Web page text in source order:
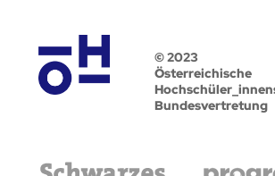
© 2023
Österreichische
Bundesvertretung